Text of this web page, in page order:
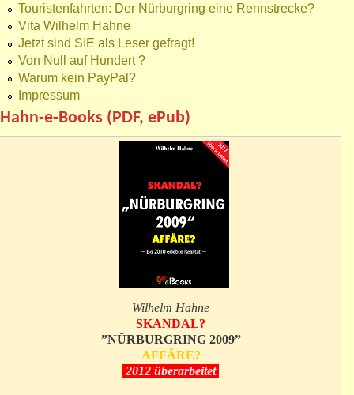
Touristenfahrten: Der Nürburgring eine Rennstrecke?
Vita Wilhelm Hahne
Jetzt sind SIE als Leser gefragt!
Von Null auf Hundert ?
Warum kein PayPal?
Impressum
Hahn-e-Books (PDF, ePub)
Wilhelm Hahne
SKANDAL?
”NÜRBURGRING 2009”
AFFÄRE?
2012 überarbeitet